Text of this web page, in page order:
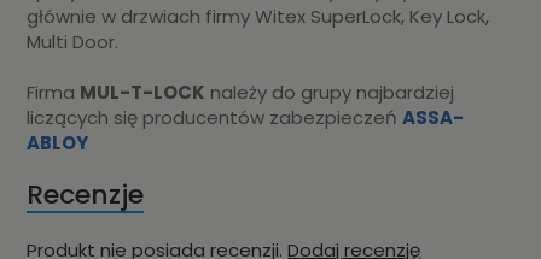
głównie w drzwiach firmy Witex SuperLock, Key Lock,
Multi Door.
Firma MUL-T-LOCK należy do grupy najbardziej
liczących się producentów zabezpieczeńASSA-
ABLOY
Recenzje
Produkt nie posiada recenzji.Dodaj recenzję